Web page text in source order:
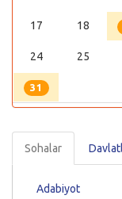
17 18
24 25
31
Sohalar
Adabiyot